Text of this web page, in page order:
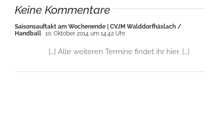
Keine Kommentare
Saisonsauftakt am Wochenende | CVJM Walddorfhäslach /
Handball 10. Oktober 2014 um 14:42 Uhr
[…] Alle weiteren Termine findet ihr hier. […]